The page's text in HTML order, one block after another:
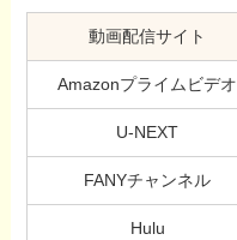
動画配信サイト
Amazonプライムビデオ
U-NEXT
FANYチャンネル
Hulu